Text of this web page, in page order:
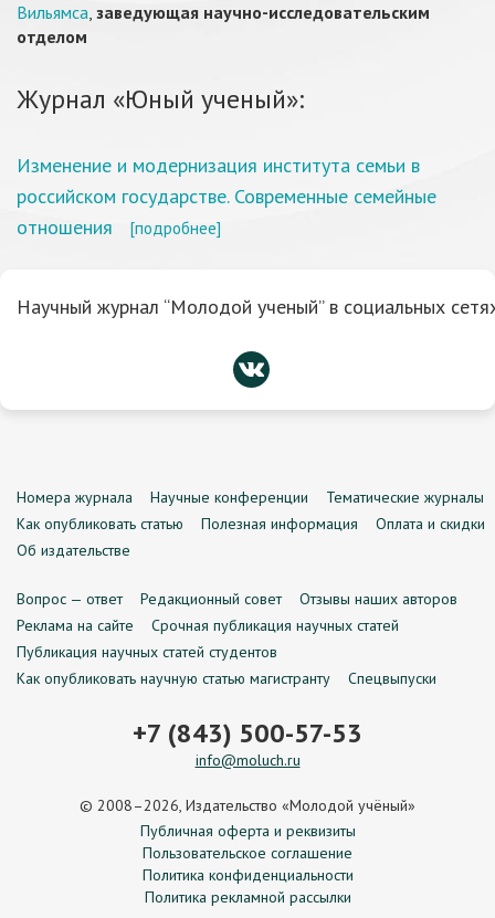
Вильямса, заведующая научно-исследовательским
отделом
Журнал «Юный ученый»:
Изменение и модернизация института семьи в
российском государстве. Современные семейные
отношения
[подробнее]
Научный журнал “Молодой ученый” в социальных
Номера журнала Научные конференции
Тематические журналы
Как опубликовать статью
Полезная информация
Оплата и скидки
Об издательстве
Вопрос — ответ Редакционный совет
Отзывы наших авторов
Реклама на сайте
Срочная публикация научных статей
Публикация научных статей студентов
Как опубликовать научную статью магистранту
Спецвыпуски
+7 (843) 500-57-53
info@moluch.ru
© 2008–2026, Издательство «Молодой учёный»
Публичная оферта и реквизиты
Пользовательское соглашение
Политика конфиденциальности
Политика рекламной рассылки